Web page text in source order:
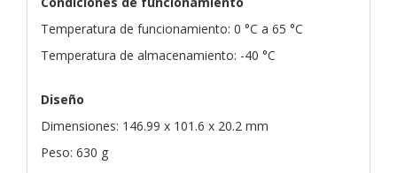
Temperatura de funcionamiento: 0 °C a 65 °C
Temperatura de almacenamiento: -40 °C
Diseño
Dimensiones: 146.99 x 101.6 x 20.2 mm
Peso: 630 g